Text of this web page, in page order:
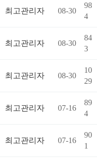
최고관리자 08-30
98
4
최고관리자 08-30
84
3
최고관리자 08-30
10
29
최고관리자 07-16
89
4
최고관리자 07-16
90
1